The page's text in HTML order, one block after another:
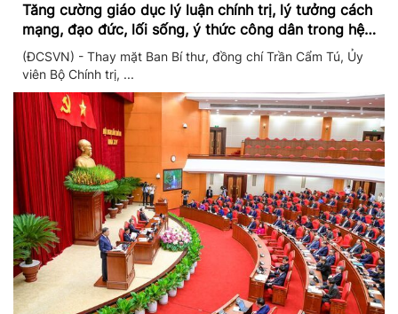
Tăng cường giáo dục lý luận chính trị, lý tưởng cách
mạng, đạo đức, lối sống, ý thức công dân trong hệ
thống giáo dục quốc dân
(ĐCSVN) - Thay mặt Ban Bí thư, đồng chí Trần Cẩm Tú, Ủy
viên Bộ Chính trị, ...